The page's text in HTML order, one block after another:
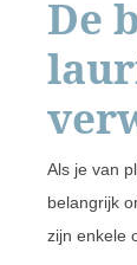
De
Als je van
belangrijk
zijn enkele